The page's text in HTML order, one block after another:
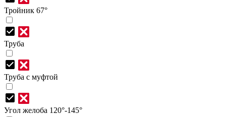
Тройник 67°
Труба
Труба с муфтой
Угол желоба 120°-145°